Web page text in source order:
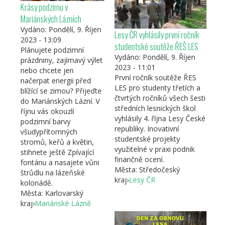
Krásy podzimu v
Mariánských Lázních
Vydáno: Pondělí, 9. Říjen
2023 - 13:09
Plánujete podzimní
prázdniny, zajímavý výlet
nebo chcete jen
načerpat energii před
blížící se zimou? Přijeďte
do Mariánských Lázní. V
říjnu vás okouzlí
podzimní barvy
všudypřítomných
stromů, keřů a květin,
stihnete ještě Zpívající
fontánu a nasajete vůni
štrůdlu na lázeňské
kolonádě.
Města: Karlovarský
kraj›Mariánské Lázně
Lesy ČR vyhlásily první ročník
studentské soutěže ŘEŠ LES
Vydáno: Pondělí, 9. Říjen
2023 - 11:01
První ročník soutěže ŘES
LES pro studenty třetích a
čtvrtých ročníků všech šesti
středních lesnických škol
vyhlásily 4. října Lesy České
republiky. Inovativní
studentské projekty
využitelné v praxi podnik
finančně ocení.
Města: Středočeský
kraj›Lesy ČR